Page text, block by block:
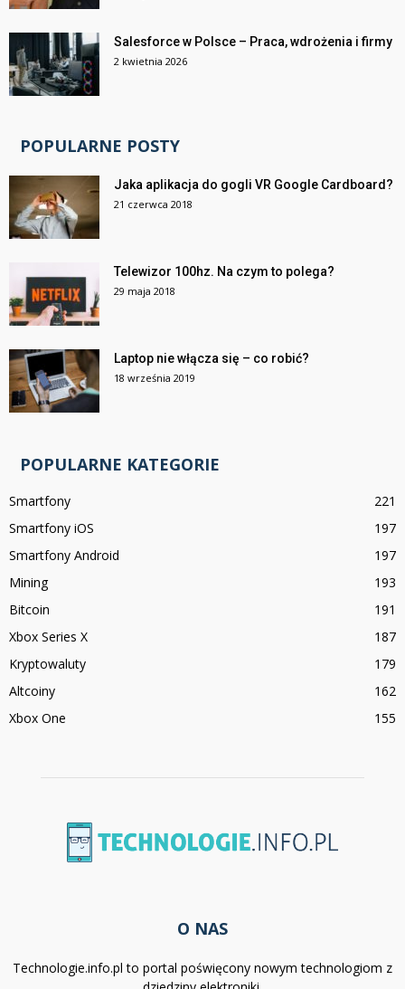
Salesforce w Polsce – Praca, wdrożenia i firmy
2 kwietnia 2026
POPULARNE POSTY
Jaka aplikacja do gogli VR Google Cardboard?
21 czerwca 2018
Telewizor 100hz. Na czym to polega?
29 maja 2018
Laptop nie włącza się – co robić?
18 września 2019
POPULARNE KATEGORIE
Smartfony
221
Smartfony iOS
197
Smartfony Android
197
Mining
193
Bitcoin
191
Xbox Series X
187
Kryptowaluty
179
Altcoiny
162
Xbox One
155
O NAS
Technologie.info.pl to portal poświęcony nowym technologiom z